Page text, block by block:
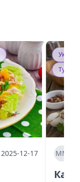
2025-12-17 ММ